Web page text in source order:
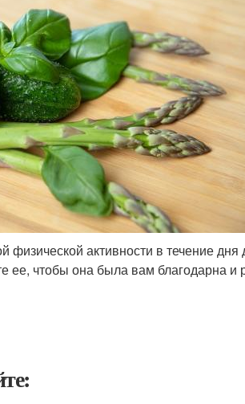
физической активности в течение
ее, чтобы она была вам благодарна и